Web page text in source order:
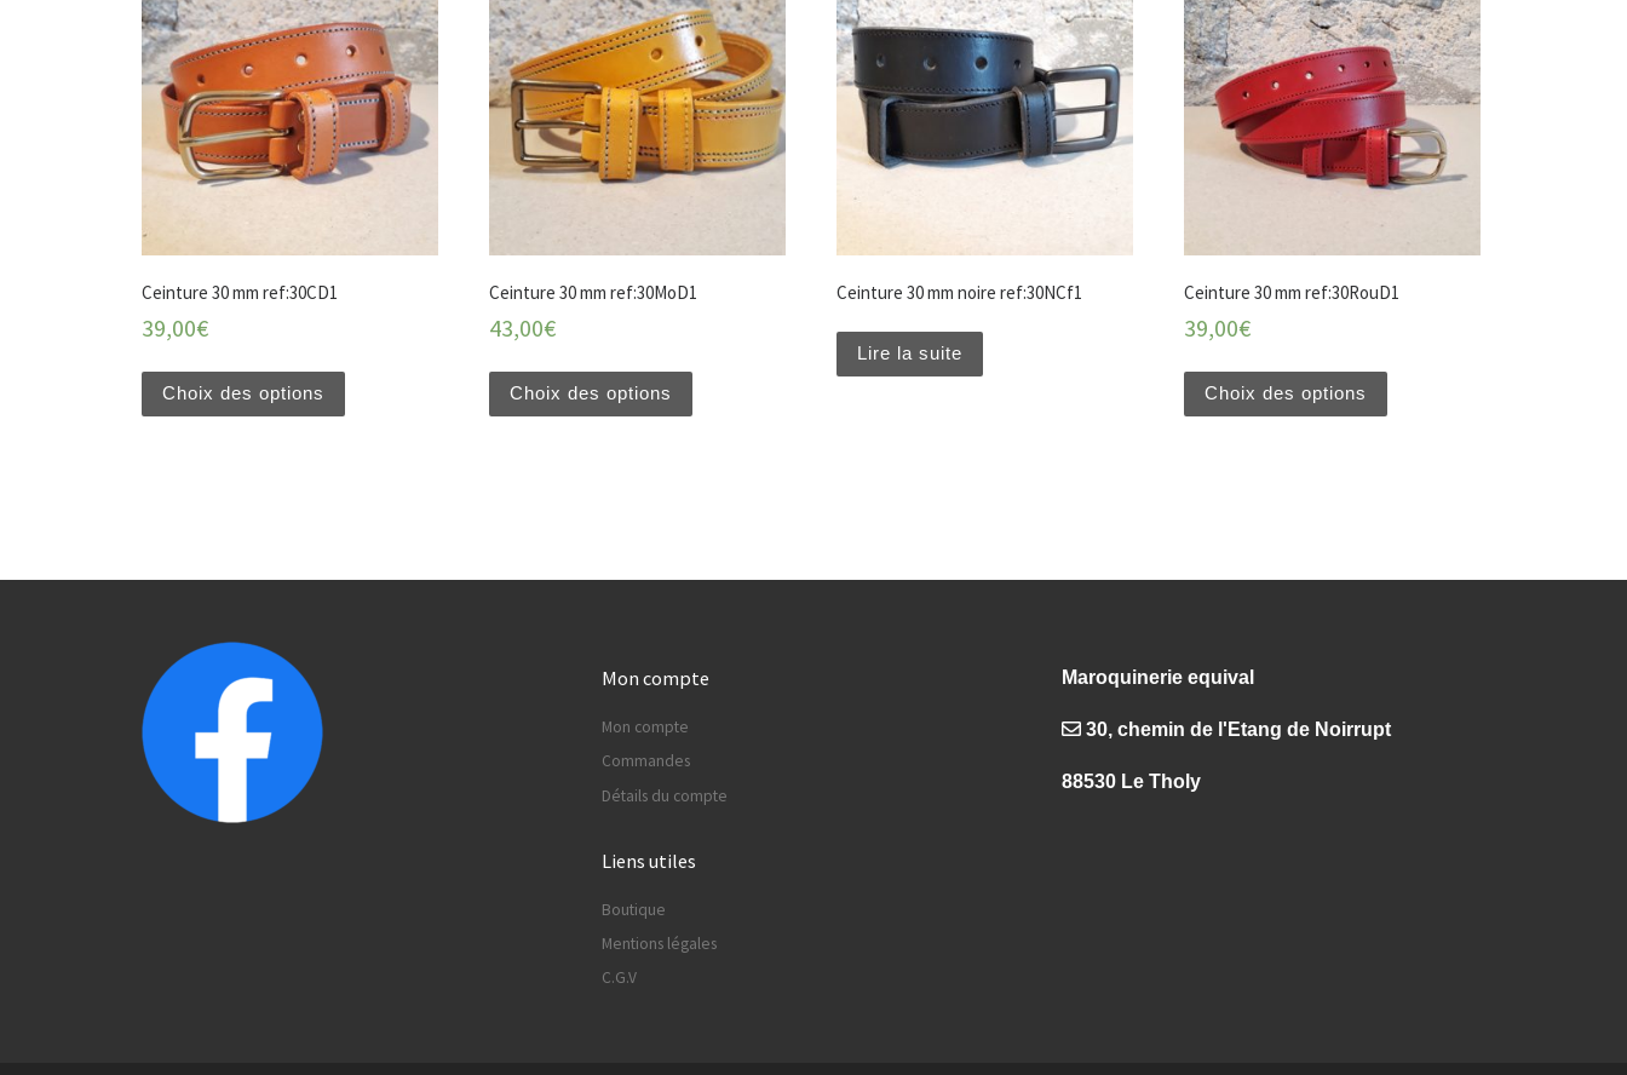
Ceinture 30 mm ref:30CD1
39,00€
Choix des options
Ceinture 30 mm ref:30MoD1
43,00€
Choix des options
Ceinture 30 mm noire ref:30NCf1
Lire la suite
Ceinture 30 mm ref:30RouD1
39,00€
Choix des options
Mon compte
Mon compte
Commandes
Détails du compte
Liens utiles
Boutique
Mentions légales
C.G.V
Maroquinerie equival
30, chemin de l'Etang de Noirrupt
88530 Le Tholy